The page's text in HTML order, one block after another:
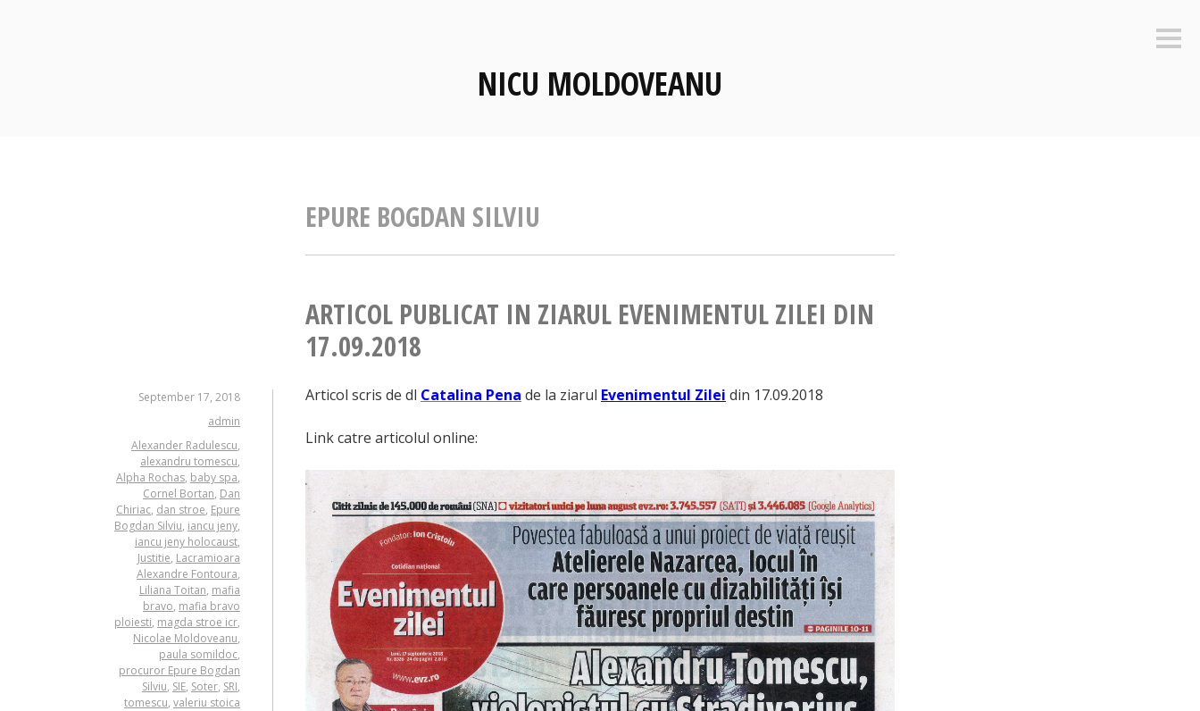
NICU MOLDOVEANU
EPURE BOGDAN SILVIU
ARTICOL PUBLICAT IN ZIARUL EVENIMENTUL ZILEI DIN
17.09.2018
September 17, 2018
admin
Alexander Radulescu,
alexandru tomescu,
Alpha Rochas, baby spa,
Cornel Bortan, Dan
Chiriac, dan stroe, Epure
Bogdan Silviu, iancu jeny,
iancu jeny holocaust,
Justitie, Lacramioara
Alexandre Fontoura,
Liliana Toitan, mafia
bravo, mafia bravo
ploiesti, magda stroe icr,
Nicolae Moldoveanu,
paula somildoc,
procuror Epure Bogdan
Silviu, SIE, Soter, SRI,
tomescu, valeriu stoica
Articol scris de dl Catalina Pena de la ziarul Evenimentul Zilei din 17.09.2018
Link catre articolul online: